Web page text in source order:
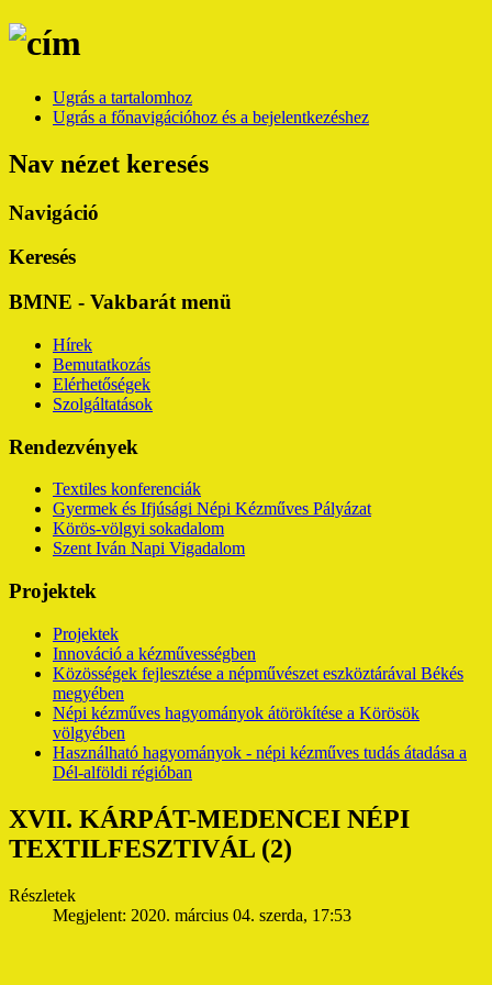
Ugrás a tartalomhoz
Ugrás a főnavigációhoz és a bejelentkezéshez
Nav nézet keresés
Navigáció
Keresés
BMNE - Vakbarát menü
Hírek
Bemutatkozás
Elérhetőségek
Szolgáltatások
Rendezvények
Textiles konferenciák
Gyermek és Ifjúsági Népi Kézműves Pályázat
Körös-völgyi sokadalom
Szent Iván Napi Vigadalom
Projektek
Projektek
Innováció a kézművességben
Közösségek fejlesztése a népművészet eszköztárával Békés
megyében
Népi kézműves hagyományok átörökítése a Körösök
völgyében
Használható hagyományok - népi kézműves tudás átadása a
Dél-alföldi régióban
XVII. KÁRPÁT-MEDENCEI NÉPI
TEXTILFESZTIVÁL (2)
Részletek
Megjelent: 2020. március 04. szerda, 17:53